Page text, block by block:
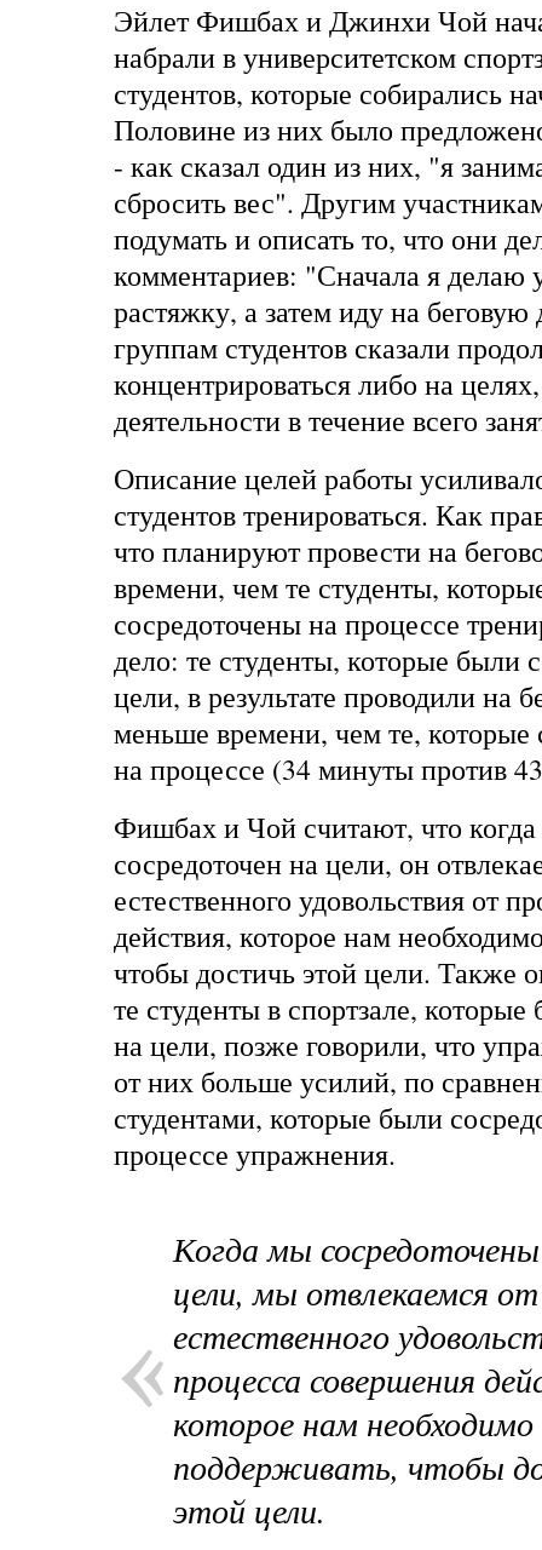
Эйлет Фишбах и Джинхи Чой
набрали в университетском
студентов, которые собирались
Половине из них было
- как сказал один из них, "я
сбросить вес". Другим
подумать и описать то, что они
комментариев: "Сначала я делаю
растяжку, а затем иду на
группам студентов сказали
концентрироваться либо на
деятельности в течение всего
Описание целей работы
студентов тренироваться. Как
что планируют провести на
времени, чем те студенты,
сосредоточены на процессе
дело: те студенты, которые были
цели, в результате проводили на
меньше времени, чем те, которые
на процессе (34 минуты против
Фишбах и Чой считают, что когда
сосредоточен на цели, он
естественного удовольствия от
действия, которое нам
чтобы достичь этой цели. Также
те студенты в спортзале,
на цели, позже говорили, что
от них больше усилий, по
студентами, которые были
процессе упражнения.
Когда мы
цели, мы отвлекаемся от
естественного
процесса совершения
которое нам необходимо
поддерживать, чтобы
этой цели.